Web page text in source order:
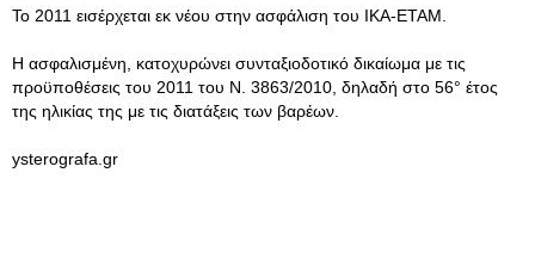
Το 2011 εισέρχεται εκ νέου στην ασφάλιση του ΙΚΑ-ΕΤΑΜ.
Η ασφαλισμένη, κατοχυρώνει συνταξιοδοτικό δικαίωμα με τις
προϋποθέσεις του 2011 του Ν. 3863/2010, δηλαδή στο 56° έτος
της ηλικίας της με τις διατάξεις των βαρέων.
ysterografa.gr